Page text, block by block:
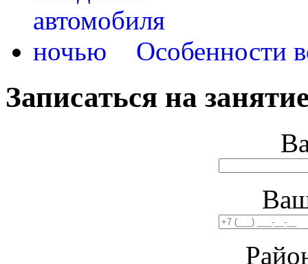
Особенности
Записаться на